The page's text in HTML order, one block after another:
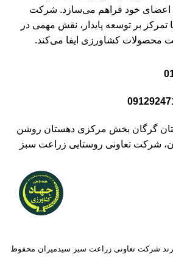
اعضای خود فراهم می‌سازد. شرکت
بر توسعه پایدار، نقش مهمی در
محصولات کشاورزی ایفا می‌کند.
گرگان بخش مرکزی دهستان روشن
شرکت تعاونی روستایی زراعت سبز
شرکت تعاونی زراعت سبز سیدمیران محفوظ